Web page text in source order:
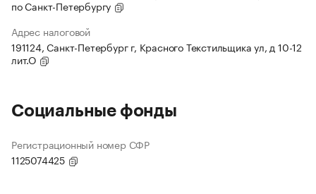
по Санкт-Петербургу
Адрес налоговой
191124, Санкт-Петербург г, Красного Текстильщика ул, д 10-12
лит.О
Социальные фонды
Регистрационный номер СФР
1125074425